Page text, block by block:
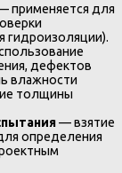
применяется для
гидроизоляции).
дефектов
влажности
толщины
— взятие
определения